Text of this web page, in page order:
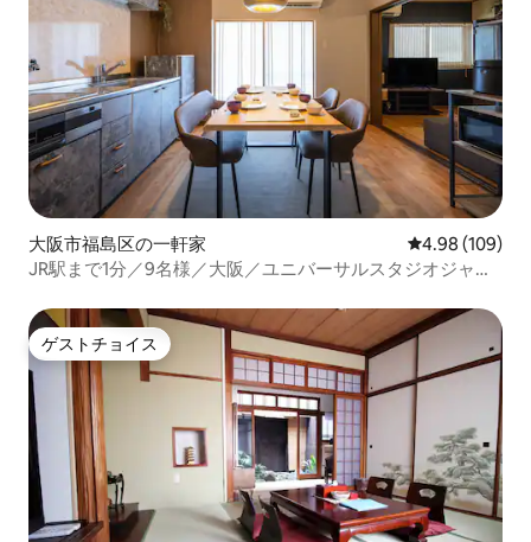
大阪市福島区の一軒家 レビュー109
4.98 (109)
JR駅まで1分／9名様／大阪／ユニバーサルスタジオジャパ
ゲストチョイス
ゲストチョイス